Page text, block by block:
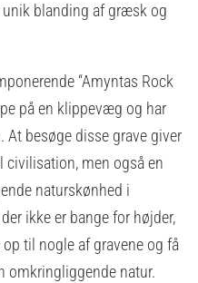
unik blanding af græsk og
“Amyntas Rock
på en klippevæg og har
besøge disse grave giver
civilisation, men også en
naturskønhed i
ikke er bange for højder,
til nogle af gravene og få
omkringliggende natur.